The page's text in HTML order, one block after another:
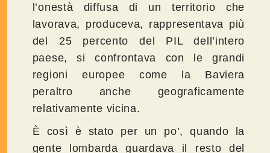
l’onestà diffusa di un territorio che
lavorava, produceva, rappresentava più
del 25 percento del PIL dell’intero
paese, si confrontava con le grandi
regioni europee come la Baviera
peraltro anche geograficamente
relativamente vicina.
È così è stato per un po’, quando la
gente lombarda guardava il resto del